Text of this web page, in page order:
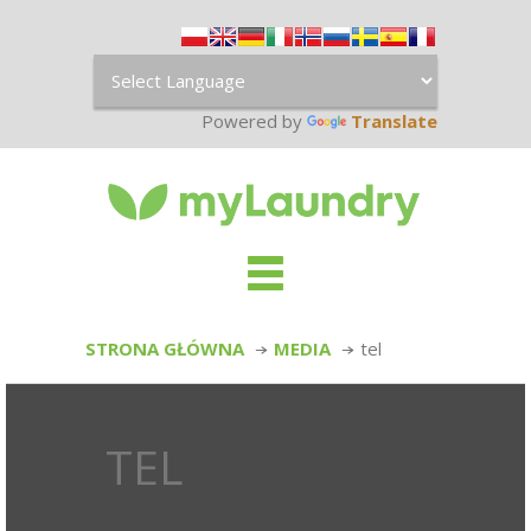
Powered by Translate
STRONA GŁÓWNA MEDIA tel
TEL